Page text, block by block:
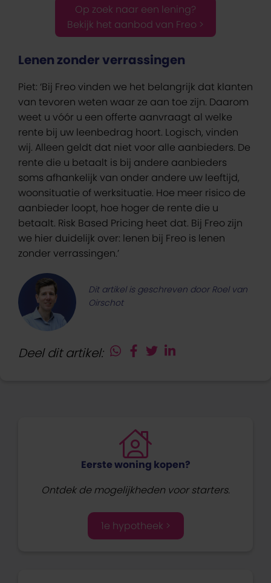
Op zoek naar een lening?
Bekijk het aanbod van Freo >
Lenen zonder verrassingen
Piet: ‘Bij Freo vinden we het belangrijk dat klanten
van tevoren weten waar ze aan toe zijn. Daarom
weet u vóór u een offerte aanvraagt al welke
rente bij uw leenbedrag hoort. Logisch, vinden
wij. Alleen geldt dat niet voor alle aanbieders. De
rente die u betaalt is bij andere aanbieders
soms afhankelijk van onder andere uw leeftijd,
woonsituatie of werksituatie. Hoe meer risico de
aanbieder loopt, hoe hoger de rente die u
betaalt. Risk Based Pricing heet dat. Bij Freo zijn
we hier duidelijk over: lenen bij Freo is lenen
zonder verrassingen.’
Dit artikel is geschreven door Roel van
Oirschot
Deel dit artikel:
Eerste woning kopen?
Ontdek de mogelijkheden voor starters.
1e hypotheek >